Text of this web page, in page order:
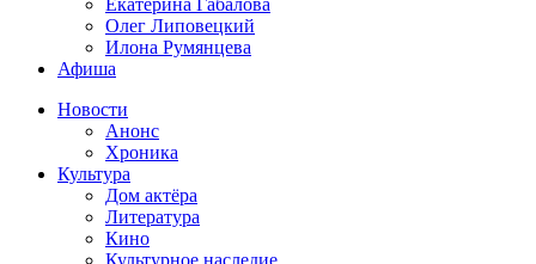
Екатерина Габалова
Олег Липовецкий
Илона Румянцева
Афиша
Новости
Анонс
Хроника
Культура
Дом актёра
Литература
Кино